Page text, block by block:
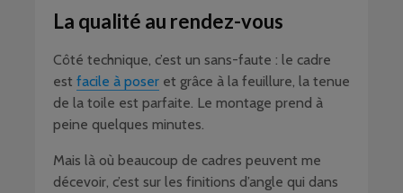
La qualité au rendez-vous
Côté technique, c’est un sans-faute : le cadre
est facile à poser et grâce à la feuillure, la tenue
de la toile est parfaite. Le montage prend à
peine quelques minutes.
Mais là où beaucoup de cadres peuvent me
décevoir, c’est sur les finitions d’angle qui dans